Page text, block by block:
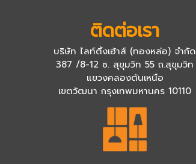
ติดต่อเรา
บริษัท ไลท์ติ้งเฮ้าส์ (ทองหล่อ) จำกัด
387 /8-12 ซ. สุขุมวิท 55 ถ.สุขุมวิท
แขวงคลองตันเหนือ
เขตวัฒนา กรุงเทพมหานคร 10110